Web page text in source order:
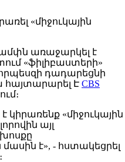
առաջարկել է
«ֆիլիբաստերի»
դադարեցնի
հայտարարել Է CBS
կիրառենք «միջուկային
այլ
մասին է», - հստակեցրել